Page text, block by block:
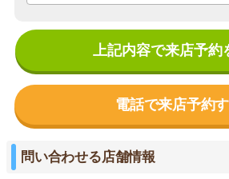
上記内容で来店予約
電話で来店予約
問い合わせる店舗情報